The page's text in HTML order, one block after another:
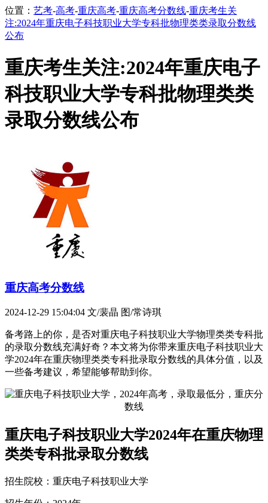
位置： 艺考-高考-重庆高考-重庆高考分数线-重庆考生关
注:2024年重庆电子科技职业大学专科批物理类类录取分数线
公布
重庆考生关注:2024年重庆电子
科技职业大学专科批物理类类
录取分数线公布
重庆高考分数线
2024-12-29 15:04:04 文/裴晶 图/常诗琪
备考路上的你，是否对重庆电子科技职业大学物理类类专科批
的录取分数线充满好奇？本文将为你带来重庆电子科技职业大
学2024年在重庆物理类类专科批录取分数线的具体分值，以及
一些备考建议，希望能够帮助到你。
重庆电子科技职业大学2024年在重庆物理
类类专科批录取分数线
招生院校：重庆电子科技职业大学